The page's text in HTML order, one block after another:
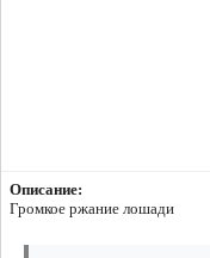
Описание:
Громкое ржание лошади